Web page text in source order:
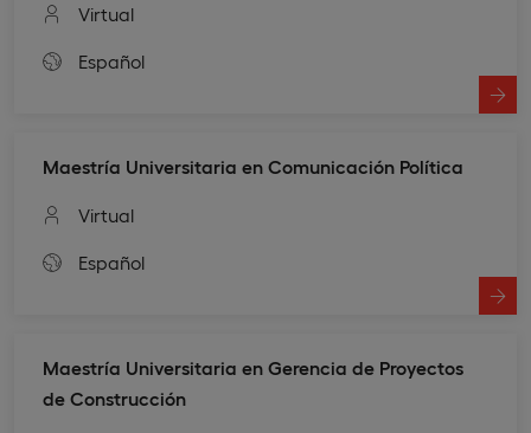
Virtual
Español
Maestría Universitaria en Comunicación Política
Virtual
Español
Maestría Universitaria en Gerencia de Proyectos
de Construcción